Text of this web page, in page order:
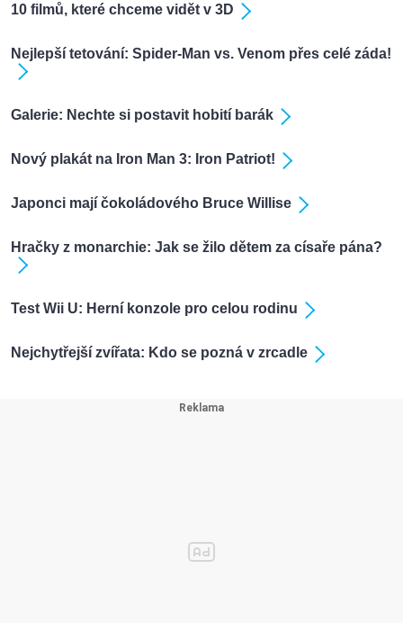
10 filmů, které chceme vidět v 3D
Nejlepší tetování: Spider-Man vs. Venom přes celé záda!
Galerie: Nechte si postavit hobití barák
Nový plakát na Iron Man 3: Iron Patriot!
Japonci mají čokoládového Bruce Willise
Hračky z monarchie: Jak se žilo dětem za císaře pána?
Test Wii U: Herní konzole pro celou rodinu
Nejchytřejší zvířata: Kdo se pozná v zrcadle